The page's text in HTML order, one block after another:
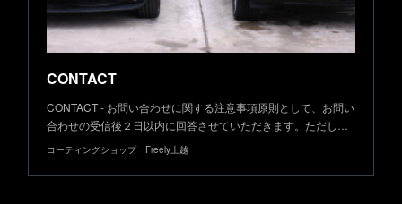
CONTACT
CONTACT - お問い合わせに関する注意事項原則として、お問い
合わせの受信後２日以内に回答させていただきます。ただし…
コーティングショップ Freely上越